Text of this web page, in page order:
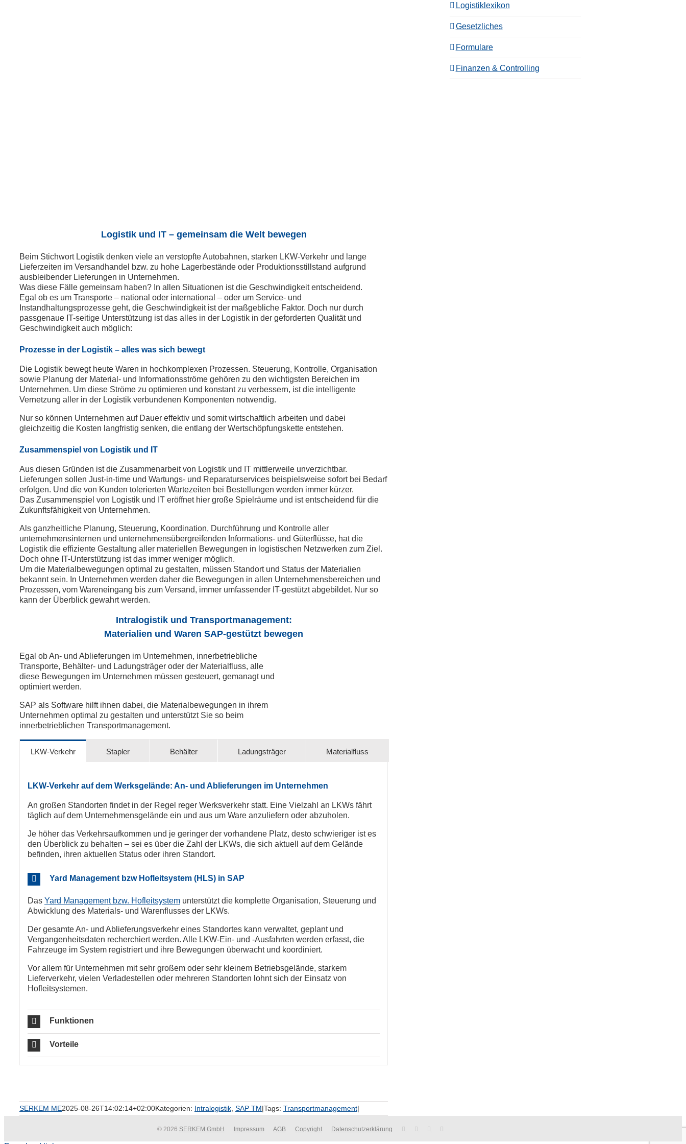
Logistik und IT – gemeinsam die Welt bewegen
Beim Stichwort Logistik denken viele an verstopfte Autobahnen, starken LKW-Verkehr und lange
Lieferzeiten im Versandhandel bzw. zu hohe Lagerbestände oder Produktionsstillstand aufgrund
ausbleibender Lieferungen in Unternehmen.
Was diese Fälle gemeinsam haben? In allen Situationen ist die Geschwindigkeit entscheidend.
Egal ob es um Transporte – national oder international – oder um Service- und
Instandhaltungsprozesse geht, die Geschwindigkeit ist der maßgebliche Faktor. Doch nur durch
passgenaue IT-seitige Unterstützung ist das alles in der Logistik in der geforderten Qualität und
Geschwindigkeit auch möglich:
Prozesse in der Logistik – alles was sich bewegt
Die Logistik bewegt heute Waren in hochkomplexen Prozessen. Steuerung, Kontrolle, Organisation
sowie Planung der Material- und Informationsströme gehören zu den wichtigsten Bereichen im
Unternehmen. Um diese Ströme zu optimieren und konstant zu verbessern, ist die intelligente
Vernetzung aller in der Logistik verbundenen Komponenten notwendig.
Nur so können Unternehmen auf Dauer effektiv und somit wirtschaftlich arbeiten und dabei
gleichzeitig die Kosten langfristig senken, die entlang der Wertschöpfungskette entstehen.
Zusammenspiel von Logistik und IT
Aus diesen Gründen ist die Zusammenarbeit von Logistik und IT mittlerweile unverzichtbar.
Lieferungen sollen Just-in-time und Wartungs- und Reparaturservices beispielsweise sofort bei Bedarf
erfolgen. Und die von Kunden tolerierten Wartezeiten bei Bestellungen werden immer kürzer.
Das Zusammenspiel von Logistik und IT eröffnet hier große Spielräume und ist entscheidend für die
Zukunftsfähigkeit von Unternehmen.
Als ganzheitliche Planung, Steuerung, Koordination, Durchführung und Kontrolle aller
unternehmensinternen und unternehmensübergreifenden Informations- und Güterflüsse, hat die
Logistik die effiziente Gestaltung aller materiellen Bewegungen in logistischen Netzwerken zum Ziel.
Doch ohne IT-Unterstützung ist das immer weniger möglich.
Um die Materialbewegungen optimal zu gestalten, müssen Standort und Status der Materialien
bekannt sein. In Unternehmen werden daher die Bewegungen in allen Unternehmensbereichen und
Prozessen, vom Wareneingang bis zum Versand, immer umfassender IT-gestützt abgebildet. Nur so
kann der Überblick gewahrt werden.
Intralogistik und Transportmanagement:
Materialien und Waren SAP-gestützt bewegen
Egal ob An- und Ablieferungen im Unternehmen, innerbetriebliche
Transporte, Behälter- und Ladungsträger oder der Materialfluss, alle
diese Bewegungen im Unternehmen müssen gesteuert, gemanagt und
optimiert werden.
SAP als Software hilft ihnen dabei, die Materialbewegungen in ihrem
Unternehmen optimal zu gestalten und unterstützt Sie so beim
innerbetrieblichen Transportmanagement.
LKW-Verkehr Stapler Behälter Ladungsträger Materialfluss
LKW-Verkehr auf dem Werksgelände: An- und Ablieferungen im Unternehmen
An großen Standorten findet in der Regel reger Werksverkehr statt. Eine Vielzahl an LKWs fährt
täglich auf dem Unternehmensgelände ein und aus um Ware anzuliefern oder abzuholen.
Je höher das Verkehrsaufkommen und je geringer der vorhandene Platz, desto schwieriger ist es
den Überblick zu behalten – sei es über die Zahl der LKWs, die sich aktuell auf dem Gelände
befinden, ihren aktuellen Status oder ihren Standort.
Yard Management bzw Hofleitsystem (HLS) in SAP
Das Yard Management bzw. Hofleitsystem unterstützt die komplette Organisation, Steuerung und
Abwicklung des Materials- und Warenflusses der LKWs.
Der gesamte An- und Ablieferungsverkehr eines Standortes kann verwaltet, geplant und
Vergangenheitsdaten recherchiert werden. Alle LKW-Ein- und -Ausfahrten werden erfasst, die
Fahrzeuge im System registriert und ihre Bewegungen überwacht und koordiniert.
Vor allem für Unternehmen mit sehr großem oder sehr kleinem Betriebsgelände, starkem
Lieferverkehr, vielen Verladestellen oder mehreren Standorten lohnt sich der Einsatz von
Hofleitsystemen.
Funktionen
Vorteile
SERKEM ME2025-08-26T14:02:14+02:00Kategorien: Intralogistik SAP TM|Tags: Transportmanagement|
Logistiklexikon
Gesetzliches
Formulare
Finanzen & Controlling
© 2026 SERKEM GmbH Impressum AGB Copyright Datenschutzerklärung